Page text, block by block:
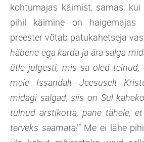
kohtumajas käimist, samas,
pihil käimine on haigemajas
preester võtab patukahetseja
häbene ega karda ja ära salga
ütle julgesti, mis sa oled teinud,
meie Issandalt Jeesuselt
midagi salgad, siis on Sul
tulnud arstikotta, pane tähele,
terveks saamata!“ Me ei lähe